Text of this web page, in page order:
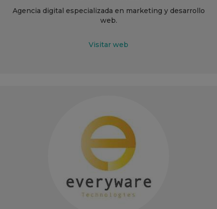
Agencia digital especializada en marketing y desarrollo
web.
Visitar web